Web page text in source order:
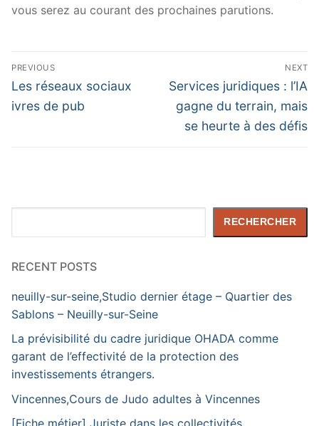
vous serez au courant des prochaines parutions.
Navigation
de
l’article
PREVIOUS
Previous
post:
Les réseaux sociaux
ivres de pub
NEXT
Next
post:
Services juridiques : l’IA
gagne du terrain, mais
se heurte à des défis
RECHERCHER
RECENT POSTS
neuilly-sur-seine,Studio dernier étage – Quartier des
Sablons – Neuilly-sur-Seine
La prévisibilité du cadre juridique OHADA comme
garant de l’effectivité de la protection des
investissements étrangers.
Vincennes,Cours de Judo adultes à Vincennes